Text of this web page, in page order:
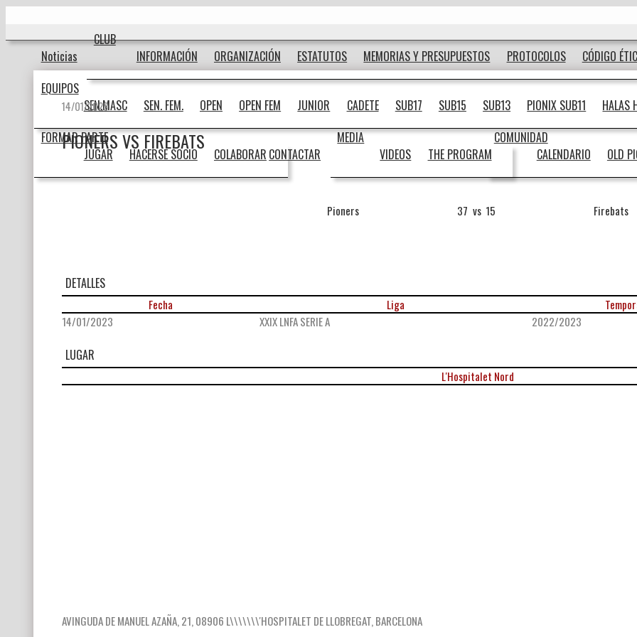
Noticias
CLUB
INFORMACIÓN
ORGANIZACIÓN ESTATUTOS MEMORIAS Y PRESUPUESTOS PROTOCOLOS CÓDIGO
EQUIPOS
SEN.MASC
SEN. FEM. OPEN OPEN FEM JUNIOR CADETE SUB17 SUB15 SUB13 PIONIX SUB11 HALAS
FORMAR PARTE
JUGAR
HACERSE SOCIO COLABORAR CONTACTAR
MEDIA
VIDEOS
THE PROGRAM
COMUNIDAD
CALENDARIO
OLD
14/01/2023
PIONERS VS FIREBATS
Pioners 37 vs 15 Firebats
DETALLES
Fecha Liga
14/01/2023
XXIX LNFA SERIE A 2022/2023
LUGAR
L'Hospitalet Nord
AVINGUDA DE MANUEL AZAÑA, 21, 08906 L\\\\\\\'HOSPITALET DE LLOBREGAT, BARCELONA